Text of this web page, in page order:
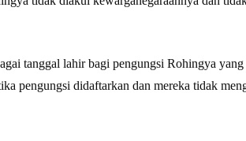
tanggal lahir bagi pengungsi Rohingya
pengungsi didaftarkan dan mereka tidak